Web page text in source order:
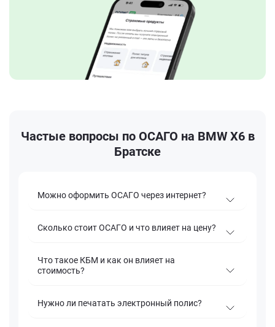
Частые вопросы по ОСАГО на BMW X6 в
Братске
Можно оформить ОСАГО через интернет?
Сколько стоит ОСАГО и что влияет на цену?
Что такое КБМ и как он влияет на
стоимость?
Нужно ли печатать электронный полис?